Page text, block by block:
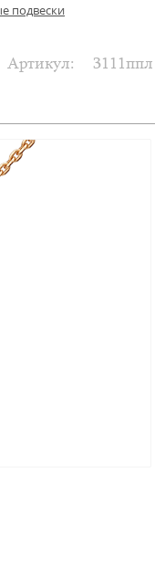
подвески
Артикул: 3111ппл